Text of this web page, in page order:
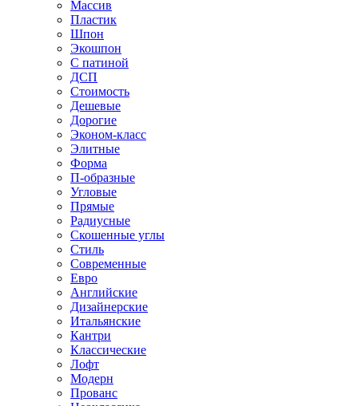
Массив
Пластик
Шпон
Экошпон
С патиной
ДСП
Стоимость
Дешевые
Дорогие
Эконом-класс
Элитные
Форма
П-образные
Угловые
Прямые
Радиусные
Скошенные углы
Стиль
Современные
Евро
Английские
Дизайнерские
Итальянские
Кантри
Классические
Лофт
Модерн
Прованс